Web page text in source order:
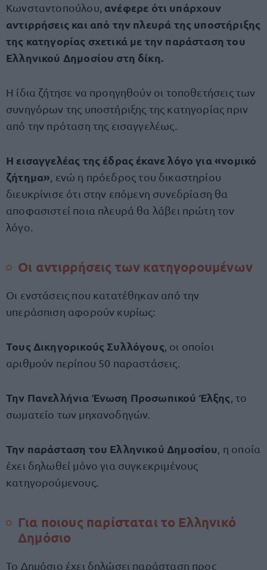
Κωνσταντοπούλου, ανέφερε ότι υπάρχουν
αντιρρήσεις και από την πλευρά της υποστήριξης
της κατηγορίας σχετικά με την παράσταση του
Ελληνικού Δημοσίου στη δίκη.
Η ίδια ζήτησε να προηγηθούν οι τοποθετήσεις των
συνηγόρων της υποστήριξης της κατηγορίας πριν
από την πρόταση της εισαγγελέως.
Η εισαγγελέας της έδρας έκανε λόγο για «νομικό
ζήτημα» , ενώ η πρόεδρος του δικαστηρίου
διευκρίνισε ότι στην επόμενη συνεδρίαση θα
αποφασιστεί ποια πλευρά θα λάβει πρώτη τον
λόγο.
Οι αντιρρήσεις των κατηγορουμένων
Οι ενστάσεις που κατατέθηκαν από την
υπεράσπιση αφορούν κυρίως:
Τους Δικηγορικούς Συλλόγους , οι οποίοι
αριθμούν περίπου 50 παραστάσεις.
Την Πανελλήνια Ένωση Προσωπικού Έλξης , το
σωματείο των μηχανοδηγών.
Την παράσταση του Ελληνικού Δημοσίου , η οποία
έχει δηλωθεί μόνο για συγκεκριμένους
κατηγορούμενους.
Για ποιους παρίσταται το Ελληνικό
Δημόσιο
Το Δημόσιο έχει δηλώσει παράσταση προς